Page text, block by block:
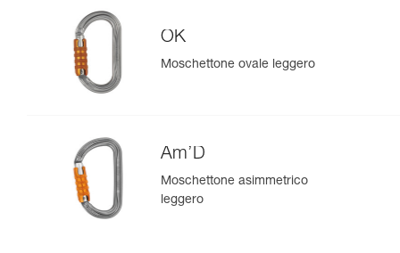
OK
Moschettone ovale leggero
Am’D
Moschettone asimmetrico
leggero